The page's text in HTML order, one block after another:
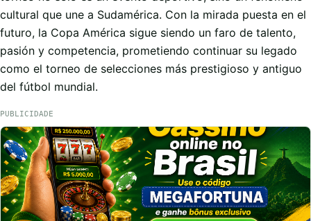
cultural que une a Sudamérica. Con la mirada puesta en el
futuro, la Copa América sigue siendo un faro de talento,
pasión y competencia, prometiendo continuar su legado
como el torneo de selecciones más prestigioso y antiguo
del fútbol mundial.
PUBLICIDADE